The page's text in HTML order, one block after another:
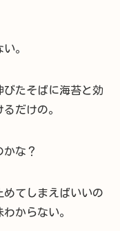
。
たそばに海苔と効
だけの。
な？
てしまえばいいの
からない。